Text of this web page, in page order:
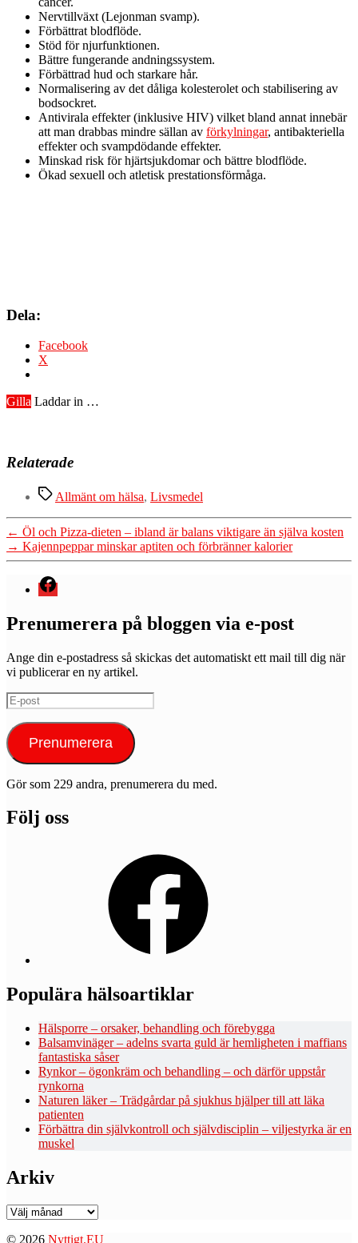
Nervtillväxt (Lejonman svamp).
Förbättrat blodflöde.
Stöd för njurfunktionen.
Bättre fungerande andningssystem.
Förbättrad hud och starkare hår.
Normalisering av det dåliga kolesterolet och stabilisering av
bodsockret.
Antivirala effekter (inklusive HIV) vilket bland annat innebär
att man drabbas mindre sällan av förkylningar, antibakteriella
effekter och svampdödande effekter.
Minskad risk för hjärtsjukdomar och bättre blodflöde.
Ökad sexuell och atletisk prestationsförmåga.
Dela:
Facebook
X
Gilla Laddar in …
Relaterade
Etiketter
Allmänt om hälsa, Livsmedel
← Öl och Pizza-dieten – ibland är balans viktigare än själva kosten
→ Kajennpeppar minskar aptiten och förbränner kalorier
Menyval
Prenumerera på bloggen via e-post
Ange din e-postadress så skickas det automatiskt ett mail till dig när
vi publicerar en ny artikel.
E-
post
Prenumerera
Gör som 229 andra, prenumerera du med.
Följ oss
Populära hälsoartiklar
Hälsporre – orsaker, behandling och förebygga
Balsamvinäger – adelns svarta guld är hemligheten i maffians
fantastiska såser
Rynkor – ögonkräm och behandling – och därför uppstår
rynkorna
Naturen läker – Trädgårdar på sjukhus hjälper till att läka
patienten
Förbättra din självkontroll och självdisciplin – viljestyrka är en
muskel
Arkiv
Arkiv
© 2026 Nyttigt.EU